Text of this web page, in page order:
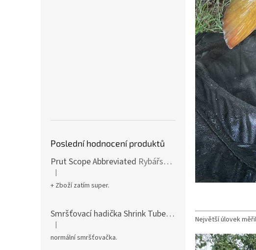
Poslední hodnocení produktů
Prut Scope Abbreviated Rybářské pruty s krátkým dělením a zkrácenou rukojetí
Hodnocení produktu je 5 z 5 hvězdiček.
|
+ Zboží zatím super.
Smršťovací hadička Shrink Tubepro dokonalé
Hodnocení produktu je 5 z 5 hvězdiček.
|
normální smršťovačka.
Největší úlovek